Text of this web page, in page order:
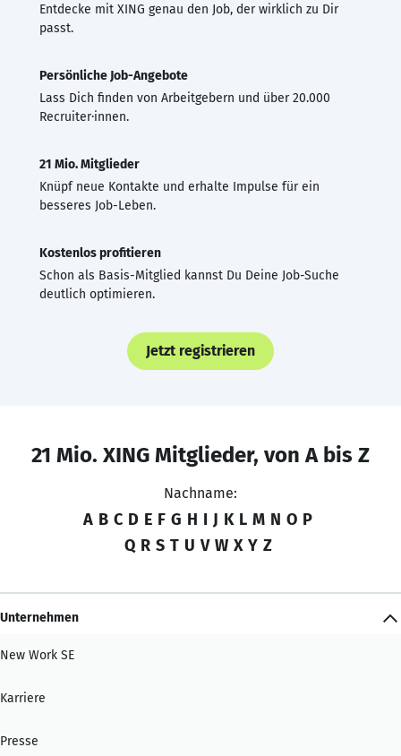
Entdecke mit XING genau den Job, der wirklich zu Dir
passt.
Persönliche Job-Angebote
Lass Dich finden von Arbeitgebern und über 20.000
Recruiter·innen.
21 Mio. Mitglieder
Knüpf neue Kontakte und erhalte Impulse für ein
besseres Job-Leben.
Kostenlos profitieren
Schon als Basis-Mitglied kannst Du Deine Job-Suche
deutlich optimieren.
Jetzt registrieren
21 Mio. XING Mitglieder, von A bis Z
Nachname:
A B C D E F G H I J K L M N O P
Q R S T U V W X Y Z
Unternehmen
New Work SE
Karriere
Presse